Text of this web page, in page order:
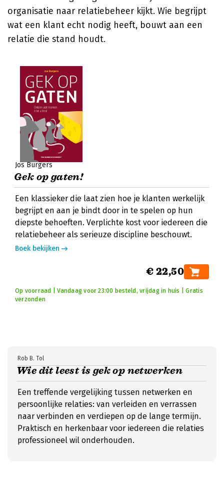
organisatie naar relatiebeheer kijkt. Wie begrijpt
wat een klant echt nodig heeft, bouwt aan een
relatie die stand houdt.
Jos Burgers
Gek op gaten!
Een klassieker die laat zien hoe je klanten werkelijk
begrijpt en aan je bindt door in te spelen op hun
diepste behoeften. Verplichte kost voor iedereen die
relatiebeheer als serieuze discipline beschouwt.
Boek bekijken
€ 22,50
Op voorraad | Vandaag voor 23:00 besteld, vrijdag in huis | Gratis
verzonden
Wie dit leest is gek op netwerken
Rob B. Tol
Een treffende vergelijking tussen netwerken en
persoonlijke relaties: van verleiden en verrassen
naar verbinden en verdiepen op de lange termijn.
Praktisch en herkenbaar voor iedereen die relaties
professioneel wil onderhouden.